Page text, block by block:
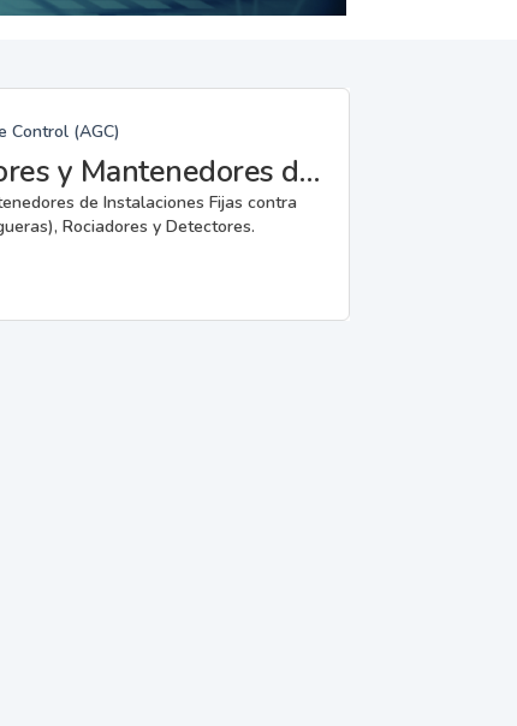
Control (AGC)
Fabricantes, Reparadores, Instaladores y Mantenedores de Instalaciones Fijas contra Incendios.
de Instalaciones Fijas contra
Rociadores y Detectores.